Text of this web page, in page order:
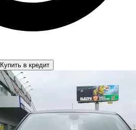
Купить в кредит